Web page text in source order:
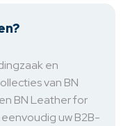
en
van BN
BN Leather for
uw B2B-